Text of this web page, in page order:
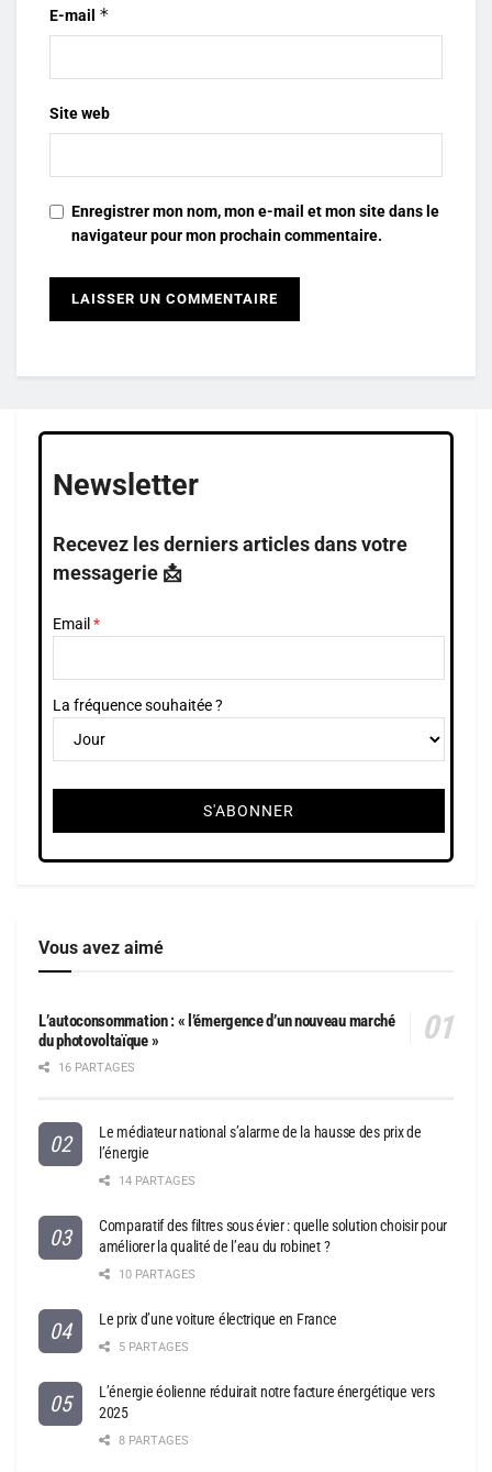
E-mail *
Site web
Enregistrer mon nom, mon e-mail et mon site dans le
navigateur pour mon prochain commentaire.
Newsletter
Recevez les derniers articles dans votre
messagerie 📩
Email
La fréquence souhaitée ?
Vous avez aimé
L’autoconsommation : « l’émergence d’un nouveau marché
du photovoltaïque »
16 PARTAGES
Le médiateur national s’alarme de la hausse des prix de
l’énergie
14 PARTAGES
Comparatif des filtres sous évier : quelle solution choisir pour
améliorer la qualité de l’eau du robinet ?
10 PARTAGES
Le prix d’une voiture électrique en France
5 PARTAGES
L’énergie éolienne réduirait notre facture énergétique vers
2025
8 PARTAGES